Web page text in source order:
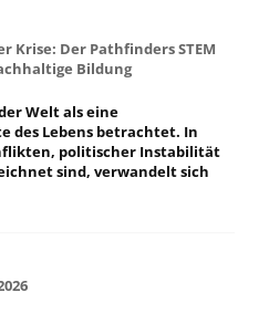
Krise: Der Pathfinders STEM
Bildung
Welt als eine
des Lebens betrachtet. In
politischer Instabilität
sind, verwandelt sich